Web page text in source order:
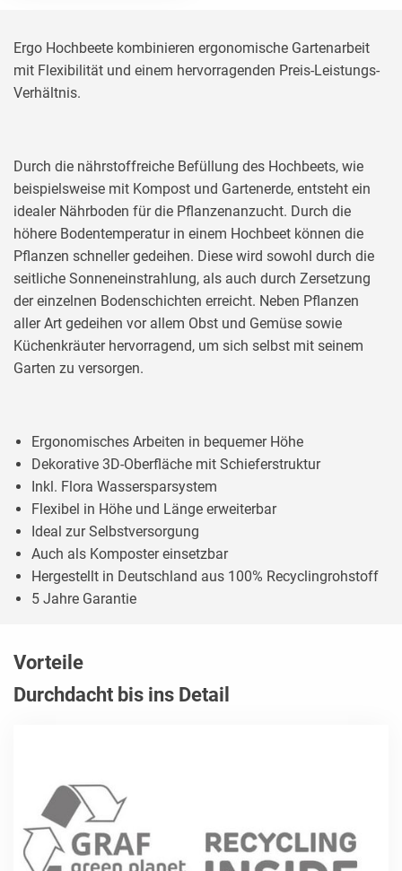
Ergo Hochbeete kombinieren ergonomische Gartenarbeit
mit Flexibilität und einem hervorragenden Preis-Leistungs-
Verhältnis.
Durch die nährstoffreiche Befüllung des Hochbeets, wie
beispielsweise mit Kompost und Gartenerde, entsteht ein
idealer Nährboden für die Pflanzenanzucht. Durch die
höhere Bodentemperatur in einem Hochbeet können die
Pflanzen schneller gedeihen. Diese wird sowohl durch die
seitliche Sonneneinstrahlung, als auch durch Zersetzung
der einzelnen Bodenschichten erreicht. Neben Pflanzen
aller Art gedeihen vor allem Obst und Gemüse sowie
Küchenkräuter hervorragend, um sich selbst mit seinem
Garten zu versorgen.
Ergonomisches Arbeiten in bequemer Höhe
Dekorative 3D-Oberfläche mit Schieferstruktur
Inkl. Flora Wassersparsystem
Flexibel in Höhe und Länge erweiterbar
Ideal zur Selbstversorgung
Auch als Komposter einsetzbar
Hergestellt in Deutschland aus 100% Recyclingrohstoff
5 Jahre Garantie
Vorteile
Durchdacht bis ins Detail